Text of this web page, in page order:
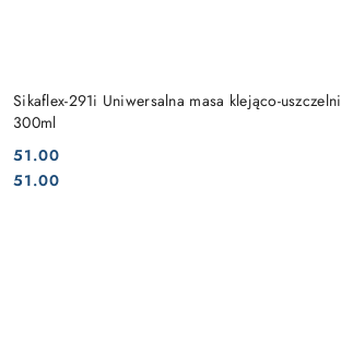
Sikaflex-291i Uniwersalna masa klejąco-
300ml
Cena:
51.00
Cena:
51.00